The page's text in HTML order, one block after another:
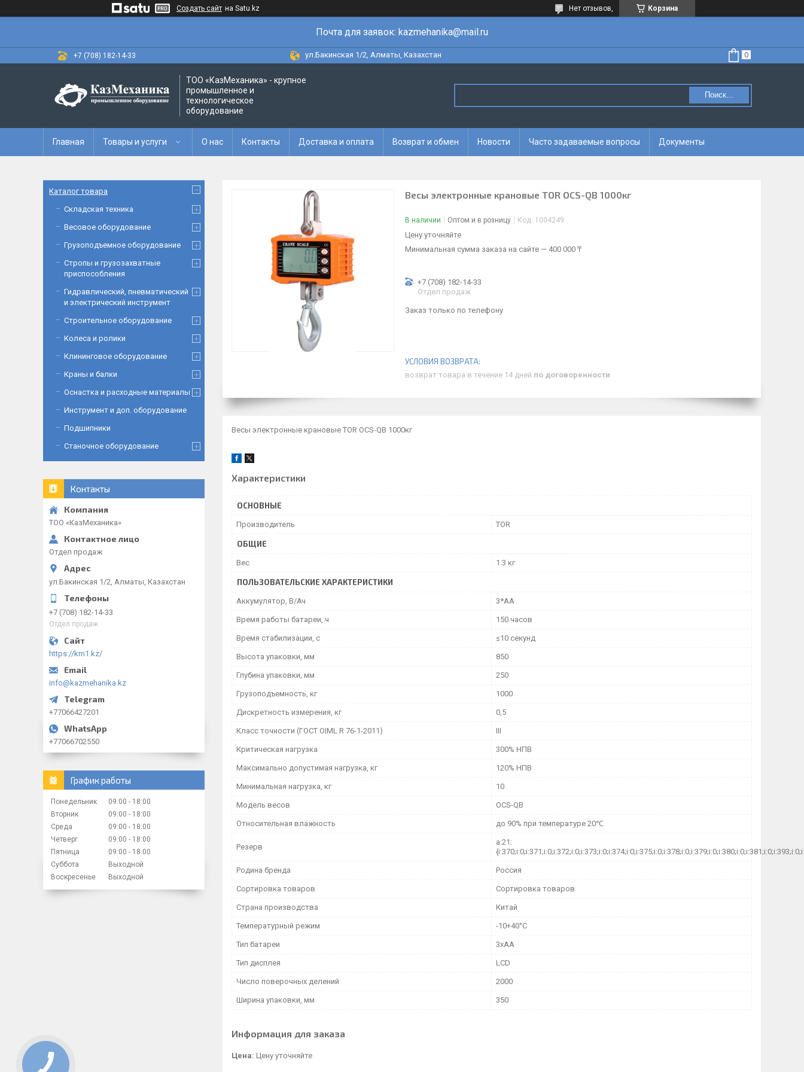
Создать сайт на Satu.kz Корзина
Нет отзывов,
Почта для заявок: kazmehanika@mail.ru
+7 (708) 182-14-33 ул.Бакинская 1/2, Алматы, Казахстан
ТОО «‎КазМеханика» - крупное
промышленное и
технологическое
оборудование
Поиск...
Главная Товары и услуги О нас Контакты Доставка и оплата Возврат и обмен Новости Часто задаваемые вопросы Документы
Весы электронные крановые TOR OCS-QB 1000кг
В наличии Оптом и в розницу Код: 1004249
Цену уточняйте
Минимальная сумма заказа на сайте — 400 000 ₸
+7 (708) 182-14-33
Отдел продаж
Заказ только по телефону
возврат товара в течение 14 дней по договоренности
Весы электронные крановые TOR OCS-QB 1000кг
Характеристики
ОСНОВНЫЕ
Производитель TOR
ОБЩИЕ
Вес 1.3 кг
ПОЛЬЗОВАТЕЛЬСКИЕ ХАРАКТЕРИСТИКИ
Аккумулятор, В/Ач 3*АА
Время работы батареи, ч 150 часов
Время стабилизации, с ≤10 секунд
Высота упаковки, мм 850
Глубина упаковки, мм 250
Грузоподъемность, кг 1000
Дискретность измерения, кг 0,5
Класс точности (ГОСТ OIML R 76-1-2011) III
Критическая нагрузка 300% НПВ
Максимально допустимая нагрузка, кг 120% НПВ
Минимальная нагрузка, кг 10
Модель весов OCS-QB
Относительная влажность до 90% при температуре 20℃
Резерв
a:21:
Родина бренда Россия
Сортировка товаров Сортировка товаров
Страна производства Китай
Температурный режим -10+40°С
Тип батареи 3хАА
Тип дисплея LCD
Число поверочных делений 2000
Ширина упаковки, мм 350
Информация для заказа
Цена: Цену уточняйте
Каталог товара
Складская техника
Весовое оборудование
Грузоподъемное оборудование
Стропы и грузозахватные
приспособления
Гидравлический, пневматический
и электрический инструмент
Строительное оборудование
Колеса и ролики
Клининговое оборудование
Краны и балки
Оснастка и расходные материалы
Инструмент и доп. оборудование
Подшипники
Станочное оборудование
Контакты
ТОО «‎КазМеханика»
Отдел продаж
ул.Бакинская 1/2, Алматы, Казахстан
+7 (708) 182-14-33
Отдел продаж
https://km1.kz/
info@kazmehanika.kz
+77066427201
+77066702550
График работы
Понедельник 09:00
18:00
Вторник
09:00
18:00
Среда
09:00
18:00
Четверг
09:00
18:00
Пятница
09:00
18:00
Суббота
Выходной
Воскресенье
Выходной